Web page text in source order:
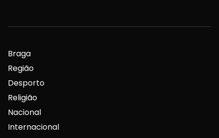
Braga
Região
Desporto
Religião
Nacional
Internacional